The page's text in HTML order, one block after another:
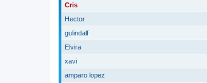
Cris
Hector
gulindalf
Elvira
xavi
amparo lopez